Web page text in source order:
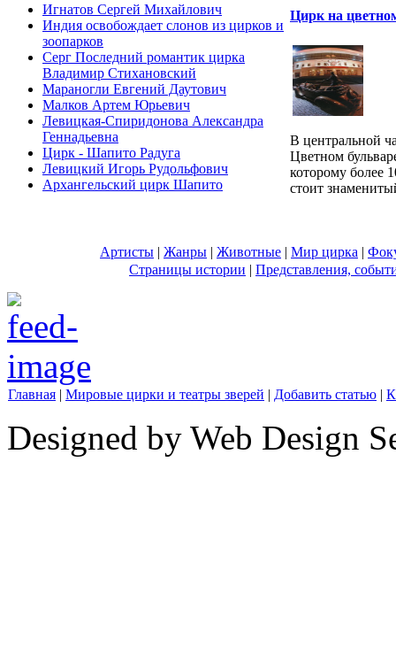
Игнатов Сергей Михайлович
Индия освобождает слонов из цирков и
зоопарков
Серг Последний романтик цирка
Владимир Стихановский
Мараногли Евгений Даутович
Малков Артем Юрьевич
Левицкая-Спиридонова Александра
Геннадьевна
Цирк - Шапито Радуга
Левицкий Игорь Рудольфович
Архангельский цирк Шапито
Цирк на
В центральной
Цветном
которому более
стоит
Артисты | Жанры | Животные | Мир цирка |
Страницы истории | Представления,
Главная | Мировые цирки и театры зверей | Добавить статью |
Designed by Web Design